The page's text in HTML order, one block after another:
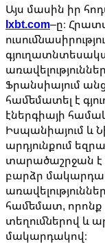
Այս մասին իր
Ixbt.com–ը։
Ֆրանսիայում
համեմատել է
էներգիայի
Իսպանիայում և
արդյունքում
տարածաշրջան
բարձր
համեմատ, որոնք
տեղումներով և
մակարդակով։